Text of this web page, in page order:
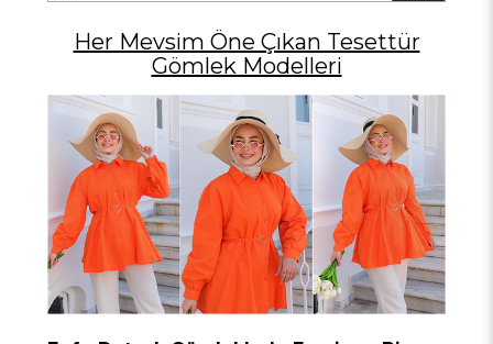
Her Mevsim Öne Çıkan Tesettür
Gömlek Modelleri